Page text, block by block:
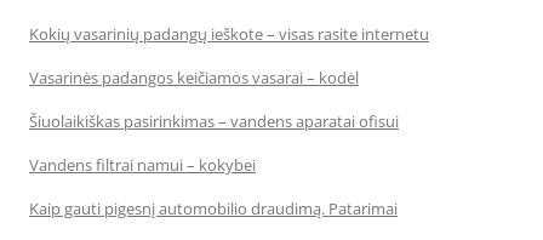
Kokių vasarinių padangų ieškote – visas rasite internetu
Vasarinės padangos keičiamos vasarai – kodėl
Šiuolaikiškas pasirinkimas – vandens aparatai ofisui
Vandens filtrai namui – kokybei
Kaip gauti pigesnį automobilio draudimą. Patarimai